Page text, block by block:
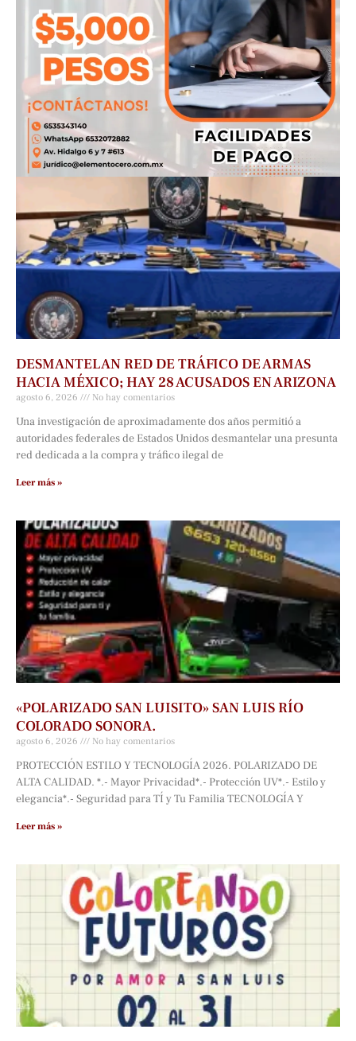
DESMANTELAN RED DE TRÁFICO DE ARMAS
HACIA MÉXICO; HAY 28 ACUSADOS EN ARIZONA
agosto 6, 2026 No hay comentarios
Una investigación de aproximadamente dos años permitió a
autoridades federales de Estados Unidos desmantelar una presunta
red dedicada a la compra y tráfico ilegal de
Leer más »
«POLARIZADO SAN LUISITO» SAN LUIS RÍO
COLORADO SONORA.
agosto 6, 2026 No hay comentarios
PROTECCIÓN ESTILO Y TECNOLOGÍA 2026. POLARIZADO DE
ALTA CALIDAD. *.- Mayor Privacidad*.- Protección UV*.- Estilo y
elegancia*.- Seguridad para TÍ y Tu Familia TECNOLOGÍA Y
Leer más »